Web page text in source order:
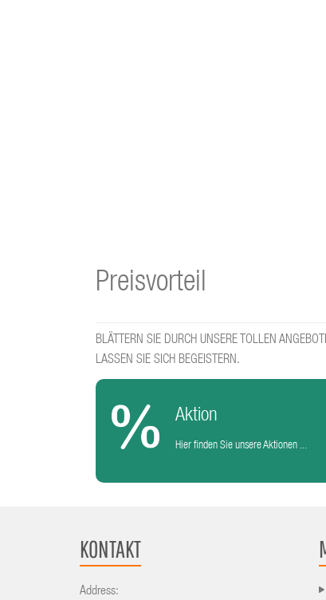
Preisvorteil
BLÄTTERN SIE DURCH UNSERE TOLLEN
LASSEN SIE SICH BEGEISTERN.
Aktion
Hier finden Sie unsere Aktionen ...
KONTAKT
Address: